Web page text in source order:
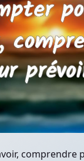
comprendre